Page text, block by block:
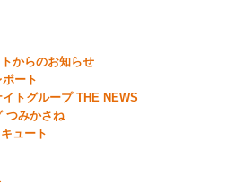
からのお知らせ
ート
トグループ THE NEWS
つみかさね
ュート